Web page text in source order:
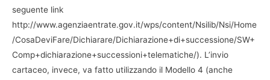
seguente link
http://www.agenziaentrate.gov.it/wps/content/Nsilib/Nsi/Home
/CosaDeviFare/Dichiarare/Dichiarazione+di+successione/SW+
Comp+dichiarazione+successioni+telematiche/). L’invio
cartaceo, invece, va fatto utilizzando il Modello 4 (anche